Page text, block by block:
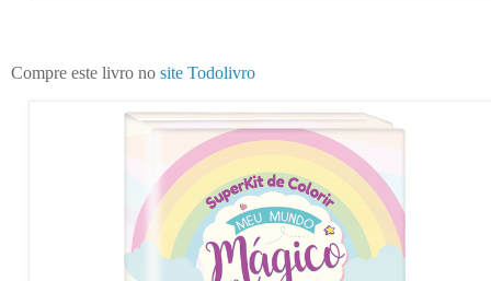
Compre este livro no site Todolivro